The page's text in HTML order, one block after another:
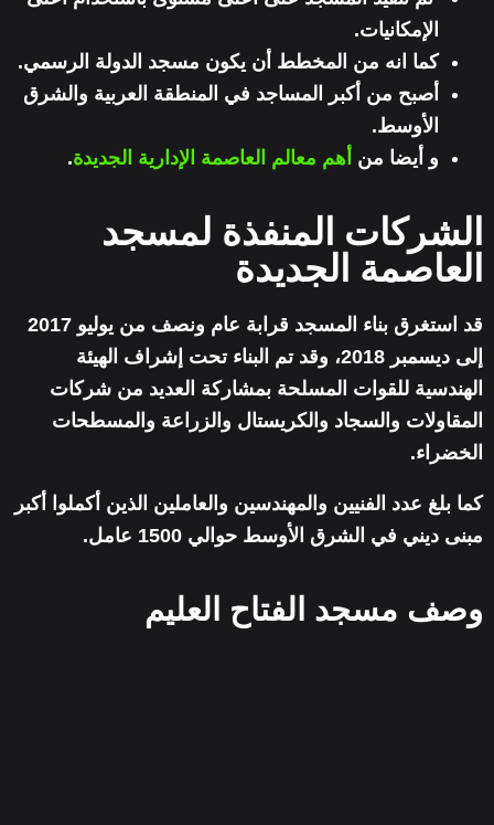
الإمكانيات.
كما انه من المخطط أن يكون مسجد الدولة الرسمي.
أصبح من أكبر المساجد في المنطقة العربية والشرق
الأوسط.
و أيضا من أهم معالم العاصمة الإدارية الجديدة.
الشركات المنفذة لمسجد
العاصمة الجديدة
قد استغرق بناء المسجد قرابة عام ونصف من يوليو 2017
إلى ديسمبر 2018، وقد تم البناء تحت إشراف الهيئة
الهندسية للقوات المسلحة بمشاركة العديد من شركات
المقاولات والسجاد والكريستال والزراعة والمسطحات
الخضراء.
كما بلغ عدد الفنيين والمهندسين والعاملين الذين أكملوا أكبر
مبنى ديني في الشرق الأوسط حوالي 1500 عامل.
وصف مسجد الفتاح العليم